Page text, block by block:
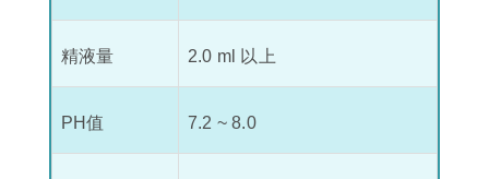
精液量 2.0 ml 以上
PH值 7.2 ~ 8.0